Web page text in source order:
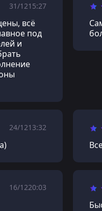
31/1215:27
всё
под
и
24/1213:32
16/1220:03